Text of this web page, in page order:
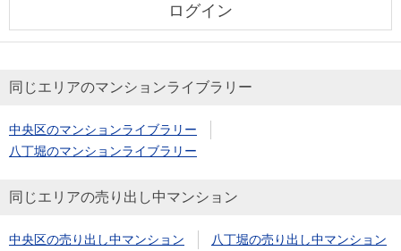
ログイン
同じエリアのマンションライブラリー
中央区のマンションライブラリー
八丁堀のマンションライブラリー
同じエリアの売り出し中マンション
中央区の売り出し中マンション 八丁堀の売り出し中マンション